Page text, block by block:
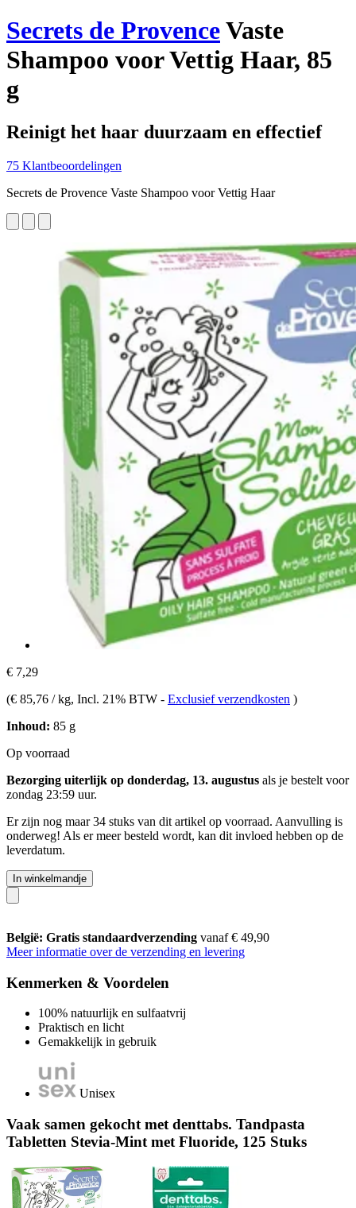
Secrets de ProvenceVaste
Shampoo voor Vettig Haar, 85
g
Reinigt het haar duurzaam en effectief
75 Klantbeoordelingen
Secrets de Provence Vaste Shampoo voor Vettig Haar
€ 7,29
(€ 85,76 / kg, Incl. 21% BTW - Exclusief verzendkosten )
Inhoud: 85 g
Op voorraad
Bezorging uiterlijk op donderdag, 13. augustus als je bestelt voor
zondag 23:59 uur.
Er zijn nog maar 34 stuks van dit artikel op voorraad. Aanvulling is
onderweg! Als er meer besteld wordt, kan dit invloed hebben op de
leverdatum.
In winkelmandje
België: Gratis standaardverzending vanaf € 49,90
Meer informatie over de verzending en levering
Kenmerken & Voordelen
100% natuurlijk en sulfaatvrij
Praktisch en licht
Gemakkelijk in gebruik
Unisex
Vaak samen gekocht met denttabs. Tandpasta
Tabletten Stevia-Mint met Fluoride, 125 Stuks